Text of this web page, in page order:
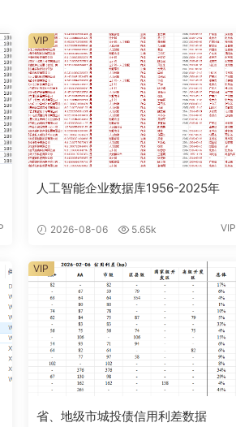
人工智能企业数据库1956-2025年
2026-08-06 5.65k VIP
VIP
省、地级市城投债信用利差数据
VIP